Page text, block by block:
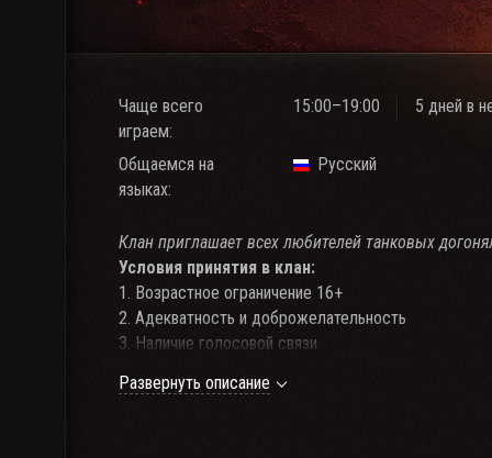
Чаще всего
играем:
15:00–19:00 5 дней в
Общаемся на
языках:
Русский
Клан приглашает всех любителей танковых
Условия принятия в клан:
1. Возрастное ограничение 16+
2. Адекватность и доброжелательность
3. Наличие голосовой связи
5. Успешное прохождение 'Вступительного
Развернуть описание